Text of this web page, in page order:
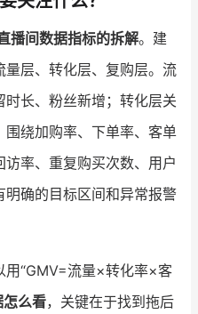
播间数据指标的拆解。建
层、转化层、复购层。流
长、粉丝新增；转化层关
围绕加购率、下单率、客单
率、重复购买次数、用户
确的目标区间和异常报警
用“GMV=流量×转化率×客
么看，关键在于找到拖后